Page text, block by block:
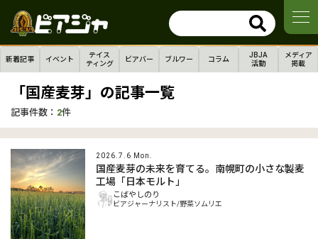
新着記事 イベント
テイス
ティング
ビアバー ブルワー コラム
JBJA
活動
メディア
掲載
「国産麦芽」の記事一覧
記事件数： 2件
2026.7.6 Mon.
国産麦芽の未来を育てる。南幌町の小さな製麦
工場「日本モルト」
こばやしのり
ビアジャーナリスト/野菜ソムリエ